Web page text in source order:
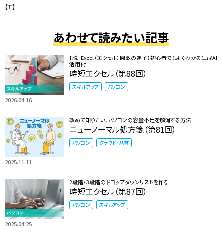
【T】
あわせて読みたい記事
2026.04.16
【脱・Excel（エクセル）関数の迷子】初心者でもよくわかる生成AI
活用術
時短エクセル（第88回）
スキルアップ パソコン
2025.11.11
改めて知りたい、パソコンの容量不足を解消する方法
ニューノーマル処方箋（第81回）
パソコン クラウド・共有
2025.04.25
2段階・3段階のドロップダウンリストを作る
時短エクセル（第87回）
パソコン スキルアップ